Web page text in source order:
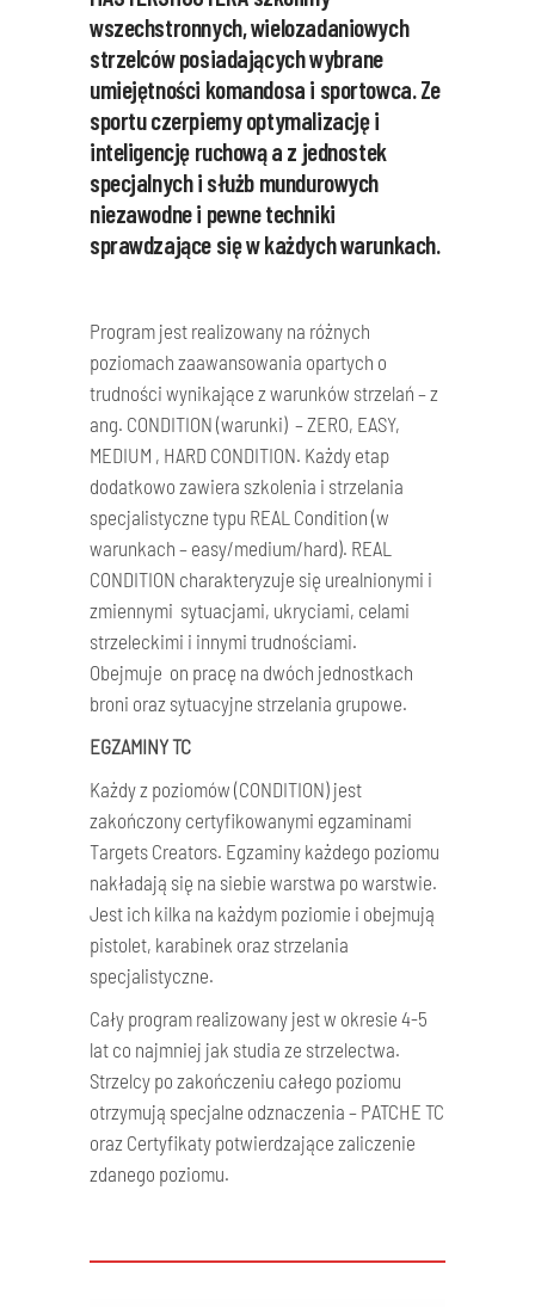
wszechstronnych, wielozadaniowych
strzelców posiadających wybrane
umiejętności komandosa i sportowca. Ze
sportu czerpiemy optymalizację i
inteligencję ruchową a z jednostek
specjalnych i służb mundurowych
niezawodne i pewne techniki
sprawdzające się w każdych warunkach.
Program jest realizowany na różnych
poziomach zaawansowania opartych o
trudności wynikające z warunków strzelań – z
ang. CONDITION (warunki) – ZERO, EASY,
MEDIUM , HARD CONDITION. Każdy etap
dodatkowo zawiera szkolenia i strzelania
specjalistyczne typu REAL Condition (w
warunkach – easy/medium/hard). REAL
CONDITION charakteryzuje się urealnionymi i
zmiennymi sytuacjami, ukryciami, celami
strzeleckimi i innymi trudnościami.
Obejmuje on pracę na dwóch jednostkach
broni oraz sytuacyjne strzelania grupowe.
EGZAMINY TC
Każdy z poziomów (CONDITION) jest
zakończony certyfikowanymi egzaminami
Targets Creators. Egzaminy każdego poziomu
nakładają się na siebie warstwa po warstwie.
Jest ich kilka na każdym poziomie i obejmują
pistolet, karabinek oraz strzelania
specjalistyczne.
Cały program realizowany jest w okresie 4-5
lat co najmniej jak studia ze strzelectwa.
Strzelcy po zakończeniu całego poziomu
otrzymują specjalne odznaczenia – PATCHE TC
oraz Certyfikaty potwierdzające zaliczenie
zdanego poziomu.